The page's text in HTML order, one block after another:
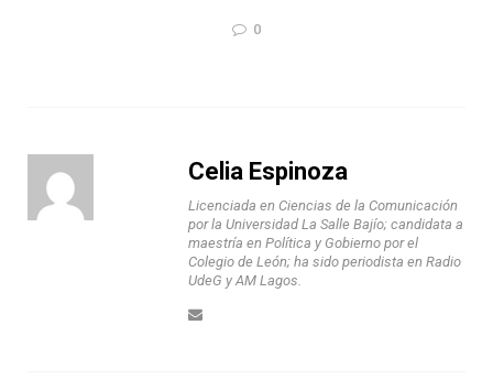
0
Celia Espinoza
Licenciada en Ciencias de la Comunicación
por la Universidad La Salle Bajío; candidata a
maestría en Política y Gobierno por el
Colegio de León; ha sido periodista en Radio
UdeG y AM Lagos.